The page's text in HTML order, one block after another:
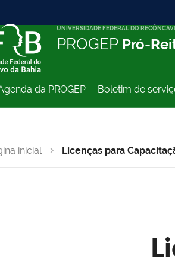
UNIVERSIDADE FEDERAL DO
PROGEP Pró-
da PROGEP Boletim de
inicial Licenças para